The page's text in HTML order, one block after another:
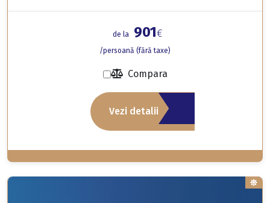
de la 901€
/persoană (fără taxe)
Compara
Vezi detalii